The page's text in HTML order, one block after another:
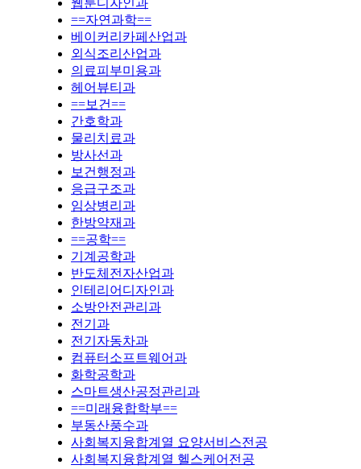
웹툰디자인과
==자연과학==
베이커리카페산업과
외식조리산업과
의료피부미용과
헤어뷰티과
==보건==
간호학과
물리치료과
방사선과
보건행정과
응급구조과
임상병리과
한방약재과
==공학==
기계공학과
반도체전자산업과
인테리어디자인과
소방안전관리과
전기과
전기자동차과
컴퓨터소프트웨어과
화학공학과
스마트생산공정관리과
==미래융합학부==
부동산풍수과
사회복지융합계열 요양서비스전공
사회복지융합계열 헬스케어전공